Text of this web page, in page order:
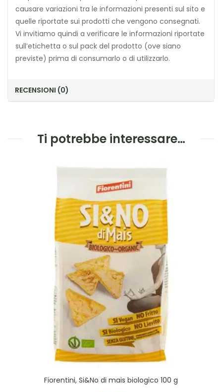
causare variazioni tra le informazioni presenti sul sito e
quelle riportate sui prodotti che vengono consegnati.
Vi invitiamo quindi a verificare le informazioni riportate
sull’etichetta o sul pack del prodotto (ove siano
previste) prima di consumarlo o di utilizzarlo.
RECENSIONI (0)
Ti potrebbe interessare…
Fiorentini, Si&No di mais biologico 100 g